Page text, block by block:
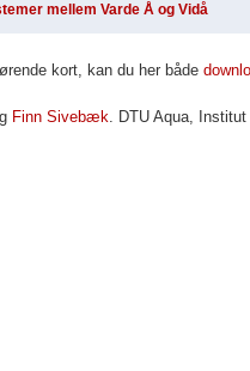
mellem Varde Å og Vidå
kort, kan du her både
Finn Sivebæk. DTU Aqua,